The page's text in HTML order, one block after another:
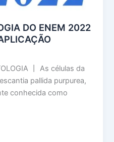
DO ENEM 2022
丨 As células da
pallida purpurea,
conhecida como